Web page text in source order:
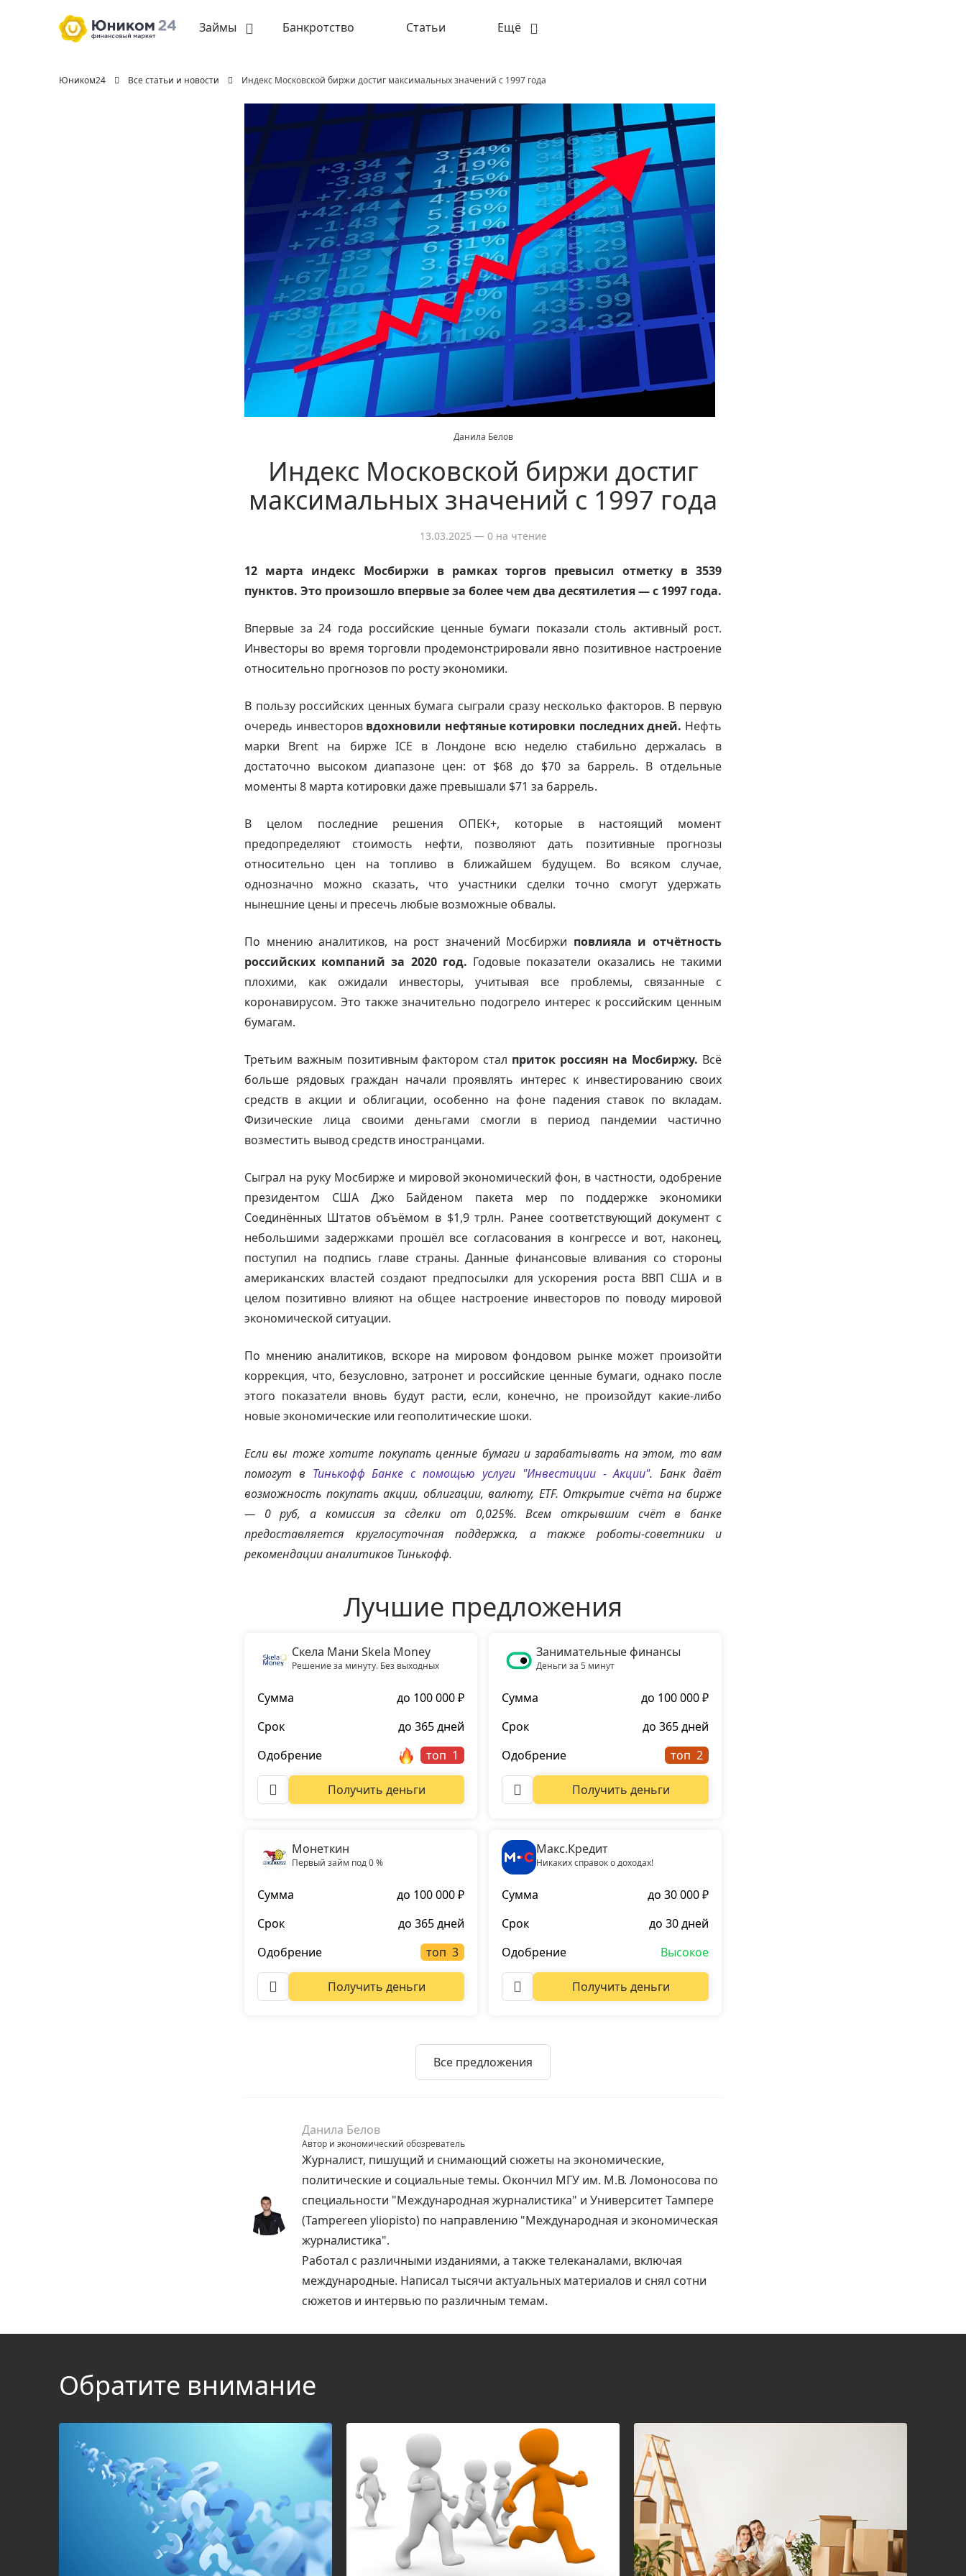
Займы Банкротство Статьи Ещё
Юником24 Все статьи и новости Индекс Московской биржи достиг максимальных значений с 1997 года
Данила Белов
Индекс Московской биржи достиг
максимальных значений с 1997 года
13.03.2025 — 0 на чтение
12 марта индекс Мосбиржи в рамках торгов превысил отметку в 3539
пунктов. Это произошло впервые за более чем два десятилетия — с 1997 года.
Впервые за 24 года российские ценные бумаги показали столь активный рост.
Инвесторы во время торговли продемонстрировали явно позитивное настроение
относительно прогнозов по росту экономики.
В пользу российских ценных бумага сыграли сразу несколько факторов. В первую
очередь инвесторов вдохновили нефтяные котировки последних дней. Нефть
марки Brent на бирже ICE в Лондоне всю неделю стабильно держалась в
достаточно высоком диапазоне цен: от $68 до $70 за баррель. В отдельные
моменты 8 марта котировки даже превышали $71 за баррель.
В целом последние решения ОПЕК+, которые в настоящий момент
предопределяют стоимость нефти, позволяют дать позитивные прогнозы
относительно цен на топливо в ближайшем будущем. Во всяком случае,
однозначно можно сказать, что участники сделки точно смогут удержать
нынешние цены и пресечь любые возможные обвалы.
По мнению аналитиков, на рост значений Мосбиржи повлияла и отчётность
российских компаний за 2020 год. Годовые показатели оказались не такими
плохими, как ожидали инвесторы, учитывая все проблемы, связанные с
коронавирусом. Это также значительно подогрело интерес к российским ценным
бумагам.
Третьим важным позитивным фактором стал приток россиян на Мосбиржу. Всё
больше рядовых граждан начали проявлять интерес к инвестированию своих
средств в акции и облигации, особенно на фоне падения ставок по вкладам.
Физические лица своими деньгами смогли в период пандемии частично
возместить вывод средств иностранцами.
Сыграл на руку Мосбирже и мировой экономический фон, в частности, одобрение
президентом США Джо Байденом пакета мер по поддержке экономики
Соединённых Штатов объёмом в $1,9 трлн. Ранее соответствующий документ с
небольшими задержками прошёл все согласования в конгрессе и вот, наконец,
поступил на подпись главе страны. Данные финансовые вливания со стороны
американских властей создают предпосылки для ускорения роста ВВП США и в
целом позитивно влияют на общее настроение инвесторов по поводу мировой
экономической ситуации.
По мнению аналитиков, вскоре на мировом фондовом рынке может произойти
коррекция, что, безусловно, затронет и российские ценные бумаги, однако после
этого показатели вновь будут расти, если, конечно, не произойдут какие-либо
новые экономические или геополитические шоки.
Если вы тоже хотите покупать ценные бумаги и зарабатывать на этом, то вам
помогут в Тинькофф Банке с помощью услуги "Инвестиции - Акции". Банк даёт
возможность покупать акции, облигации, валюту, ETF. Открытие счёта на бирже
— 0 руб, а комиссия за сделки от 0,025%. Всем открывшим счёт в банке
предоставляется круглосуточная поддержка, а также роботы-советники и
рекомендации аналитиков Тинькофф.
Лучшие предложения
Скела Мани Skela Money
Решение за минуту. Без выходных
Сумма
до 100 000 ₽
Срок
до 365 дней
Одобрение
топ
Получить деньги
Занимательные финансы
Деньги за 5 минут
Сумма
до 100 000 ₽
Срок
до 365 дней
Одобрение
топ
Получить деньги
Монеткин
Первый займ под 0 %
Сумма
до 100 000 ₽
Срок
до 365 дней
Одобрение
топ
Получить деньги
Макс.Кредит
Никаких справок о доходах!
Сумма
до 30 000 ₽
Срок
до 30 дней
Одобрение
Высокое
Получить деньги
Все предложения
Данила Белов
Автор и экономический обозреватель
Журналист, пишущий и снимающий сюжеты на экономические,
политические и социальные темы. Окончил МГУ им. М.В. Ломоносова по
специальности "Международная журналистика" и Университет Тампере
(Tampereen yliopisto) по направлению "Международная и экономическая
журналистика".
Работал с различными изданиями, а также телеканалами, включая
международные. Написал тысячи актуальных материалов и снял сотни
сюжетов и интервью по различным темам.
Обратите внимание